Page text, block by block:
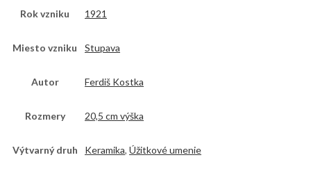
Rok vzniku 1921
Miesto vzniku Stupava
Autor Ferdiš Kostka
Rozmery 20,5 cm výška
Výtvarný druh Keramika, Úžitkové umenie